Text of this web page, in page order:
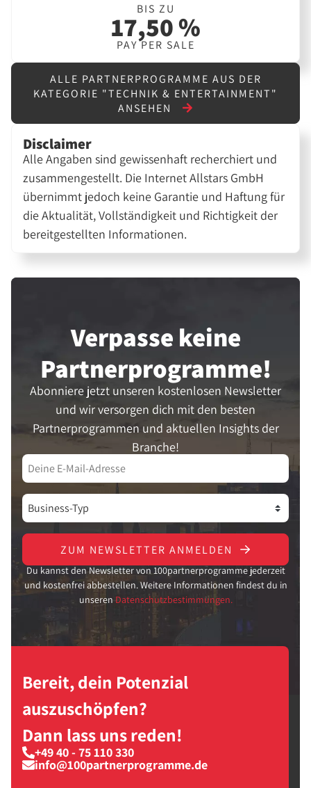
BIS ZU
17,50 %
PAY PER SALE
ALLE PARTNERPROGRAMME AUS DER
KATEGORIE "TECHNIK & ENTERTAINMENT"
ANSEHEN
Disclaimer
Alle Angaben sind gewissenhaft recherchiert und
zusammengestellt. Die Internet Allstars GmbH
übernimmt jedoch keine Garantie und Haftung für
die Aktualität, Vollständigkeit und Richtigkeit der
bereitgestellten Informationen.
Verpasse keine
Partner­programme!
Abonniere jetzt unseren kostenlosen Newsletter
und wir versorgen dich mit den besten
Partnerprogrammen und aktuellen Insights der
Branche!
ZUM NEWSLETTER ANMELDEN
Du kannst den Newsletter von 100partnerprogramme jederzeit
und kostenfrei abbestellen. Weitere Informationen findest du in
unseren Datenschutzbestimmungen.
Bereit, dein Potenzial
auszuschöpfen?
Dann lass uns reden!
+49 40 - 75 110 330
info@100partnerprogramme.de